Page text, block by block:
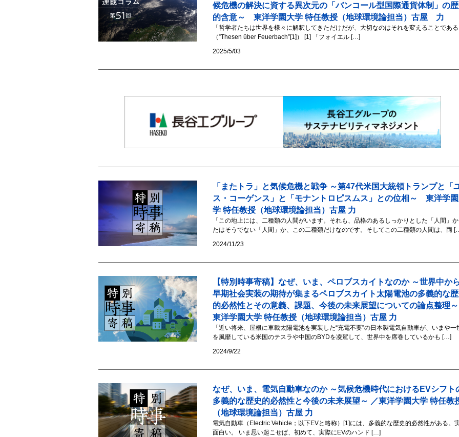
候危機の解決に資する異次元の「バンコール型国際通貨体制」の歴
的含意～ 東洋学園大学 特任教授（地球環境論担当）古屋 力
「哲学者たちは世界を様々に解釈してきただけだが、大切なのはそれを変えることである
（”Thesen über Feuerbach”[1]） [1] 「フォイエル […]
2025/5/03
「またトラ」と気候危機と戦争 ～第47代米国大統領トランプと「
ス・コーゲンス」と「モナントロピスムス」との位相～ 東洋学
学 特任教授（地球環境論担当）古屋 力
「この地上には、二種類の人間がいます。それも、品格のあるしっかりとした「人間」か
たはそうでない「人間」か、この二種類だけなのです。そしてこの二種類の人間は、両
2024/11/23
【特別時事寄稿】なぜ、いま、ペロブスカイトなのか ～世界中から
早期社会実装の期待が集まるペロブスカイト太陽電池の多義的な歴
的必然性とその意義、課題、今後の未来展望についての論点整理
東洋学園大学 特任教授（地球環境論担当）古屋 力
「近い将来、屋根に車載太陽電池を実装した“充電不要”の日本製電気自動車が、いまや一
を風靡している米国のテスラや中国のBYDを凌駕して、世界中を席巻しているかも […]
2024/9/22
なぜ、いま、電気自動車なのか ～気候危機時代におけるEVシフト
多義的な歴史的必然性と今後の未来展望～ ／東洋学園大学 特任教
（地球環境論担当）古屋 力
電気自動車（Electric Vehicle；以下EVと略称）[1]には、多義的な歴史的必然性がある。
面白い。 いま思い起こせば、初めて、実際にEVのハンド […]